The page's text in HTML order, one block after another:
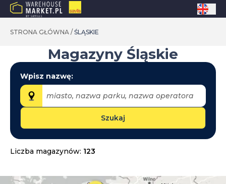
STRONA GŁÓWNA / ŚLĄSKIE
Magazyny Śląskie
Wpisz nazwę:
miasto, nazwa parku, nazwa operatora
dolnośląskie
kujawsko-pomorskie
lubelskie
Szukaj
Liczba magazynów: 123